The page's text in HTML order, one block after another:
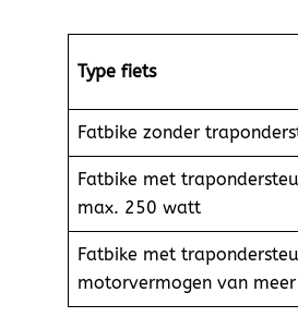
Type fiets
Fatbike zonder
Fatbike met
max. 250 watt
Fatbike met
motorvermogen van